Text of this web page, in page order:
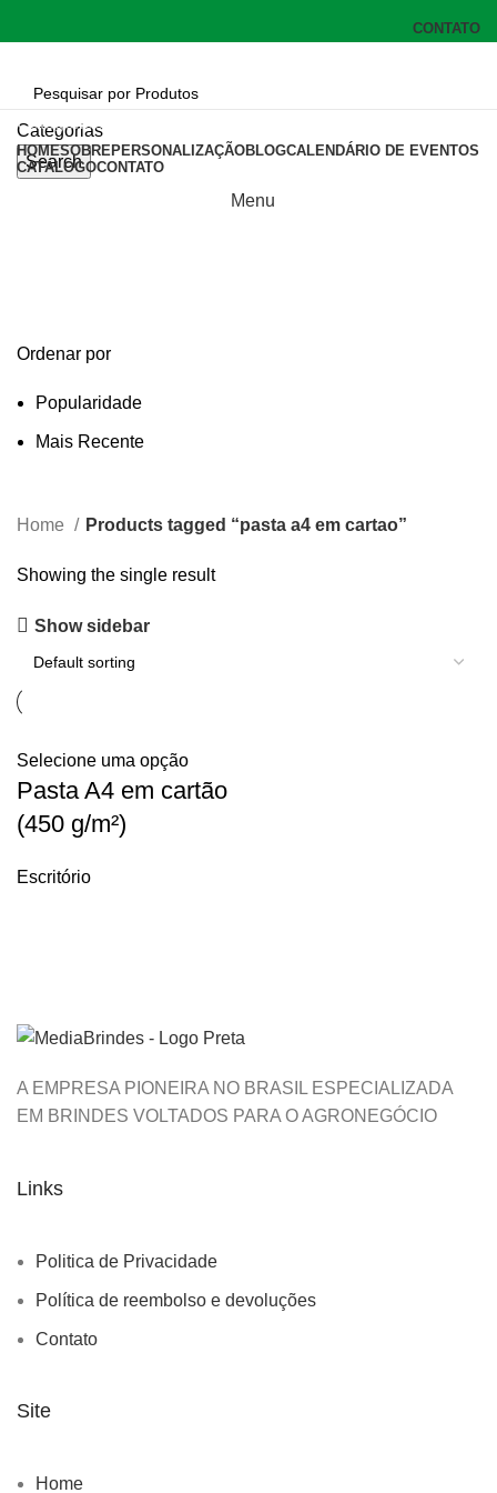
CONTATO
Categorias
Search
Menu
Categorias
HOMESOBREPERSONALIZAÇÃOBLOGCALENDÁRIO DE EVENTOS
CATÁLOGOCONTATO
Ordenar por
Popularidade
Mais Recente
Home Products tagged “pasta a4 em cartao”
Showing the single result
Show sidebar
Selecione uma opção
Pasta A4 em cartão
(450 g/m²)
Escritório
A EMPRESA PIONEIRA NO BRASIL ESPECIALIZADA
EM BRINDES VOLTADOS PARA O AGRONEGÓCIO
Links
Politica de Privacidade
Política de reembolso e devoluções
Contato
Site
Home